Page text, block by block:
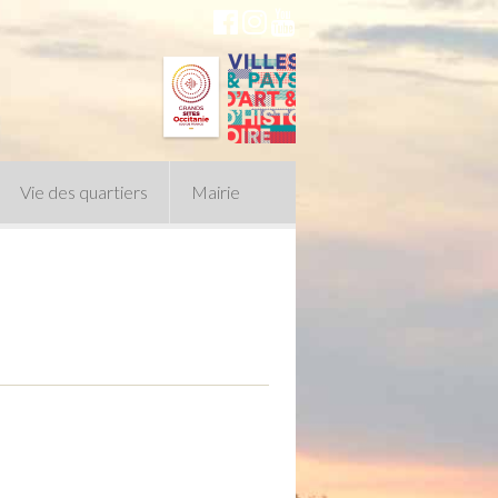
Vie des quartiers Mairie